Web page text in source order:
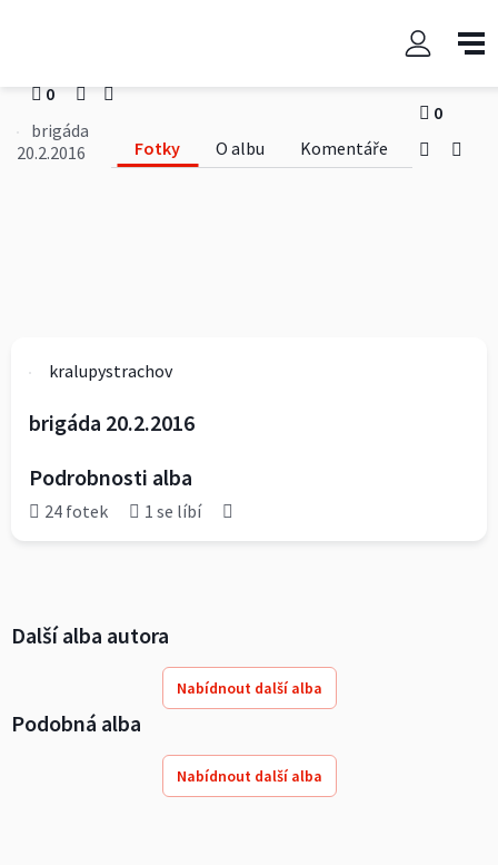
0
brigáda
20.2.2016
Fotky O albu Komentáře
0
kralupystrachov
brigáda 20.2.2016
Podrobnosti alba
24 fotek 1 se líbí
Další alba autora
Nabídnout další alba
Podobná alba
Nabídnout další alba